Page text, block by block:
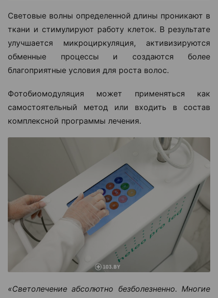
Световые волны определенной длины проникают в
ткани и стимулируют работу клеток. В результате
улучшается микроциркуляция, активизируются
обменные процессы и создаются более
благоприятные условия для роста волос.
Фотобиомодуляция может применяться как
самостоятельный метод или входить в состав
комплексной программы лечения.
«Светолечение абсолютно безболезненно. Многие